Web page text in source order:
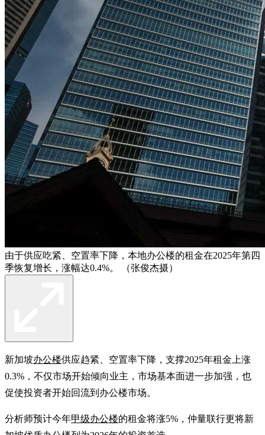
由于供应吃紧、空置率下降，本地办公楼的租金在2025年第四
季恢复增长，涨幅达0.4%。 （张俊杰摄）
新加坡办公楼供应趋紧、空置率下降，支撑2025年租金上涨
0.3%，不仅市场开始倾向业主，市场基本面进一步加强，也
促使投资者开始回流到办公楼市场。
分析师预计今年甲级办公楼的租金将涨5%，仲量联行更将新